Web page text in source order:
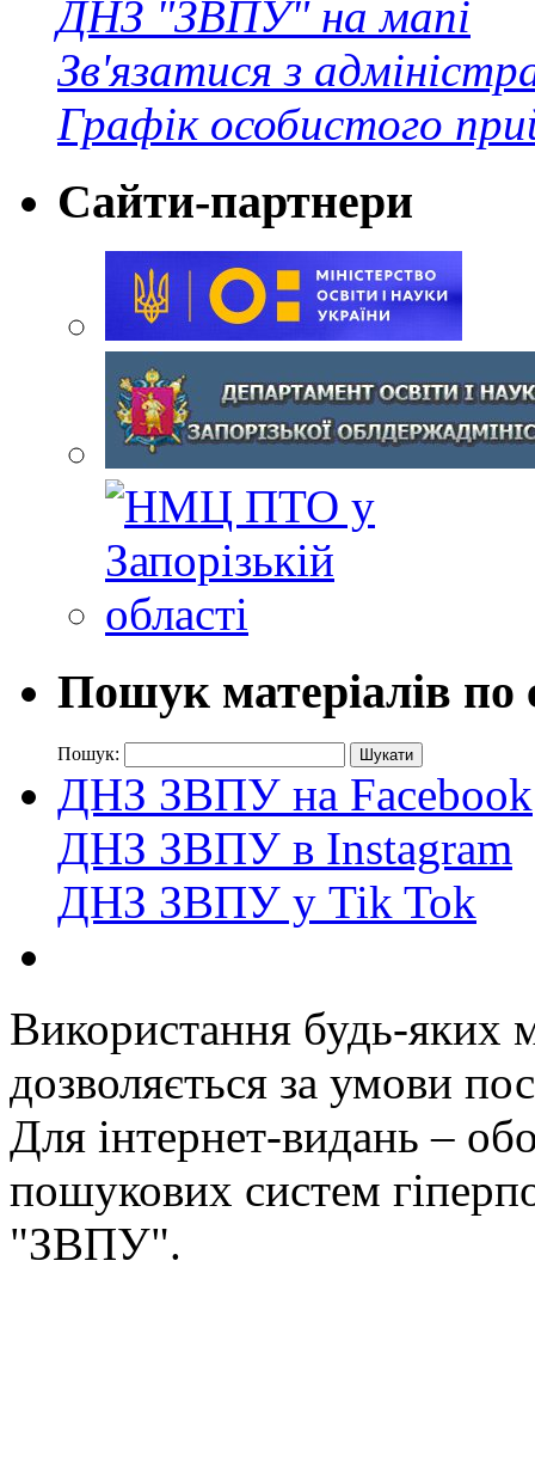
ДНЗ "ЗВПУ" на мапі
Зв'язатися з
Графік особистого
Сайти-партнери
Пошук матеріалів по
Пошук:
ДНЗ ЗВПУ на Facebook
ДНЗ ЗВПУ в Instagram
ДНЗ ЗВПУ у Tik Tok
Використання будь-яких
дозволяється за умови
Для інтернет-видань –
пошукових систем
"ЗВПУ".